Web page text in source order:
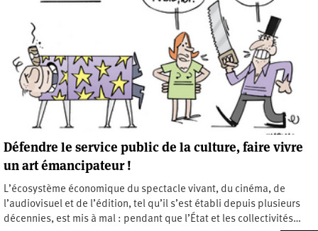
Défendre le service public de la culture, faire vivre
un art émancipateur !
L’écosystème économique du spectacle vivant, du cinéma, de
l’audiovisuel et de l’édition, tel qu’il s’est établi depuis plusieurs
décennies, est mis à mal : pendant que l’État et les collectivités…